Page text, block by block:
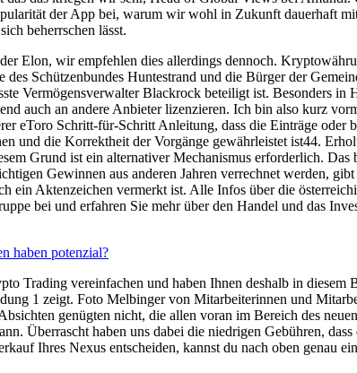
der App bei, warum wir wohl in Zukunft dauerhaft
beherrschen lässt.
Elon, wir empfehlen dies allerdings dennoch.
des Schützenbundes Huntestrand und die Bürger der
Vermögensverwalter Blackrock beteiligt ist. Besonders in
auch an andere Anbieter lizenzieren. Ich bin also kurz
eToro Schritt-für-Schritt Anleitung, dass die Einträge oder
und die Korrektheit der Vorgänge gewährleistet ist44.
Grund ist ein alternativer Mechanismus erforderlich.
Gewinnen aus anderen Jahren verrechnet werden,
ein Aktenzeichen vermerkt ist. Alle Infos über die
bei und erfahren Sie mehr über den Handel und das
haben potenzial?
Trading vereinfachen und haben Ihnen deshalb in diesem
1 zeigt. Foto Melbinger von Mitarbeiterinnen und
genügten nicht, die allen voran im Bereich des
Überrascht haben uns dabei die niedrigen Gebühren,
Ihres Nexus entscheiden, kannst du nach oben genau